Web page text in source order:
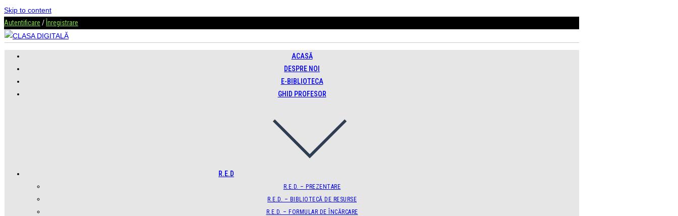
Skip to content
Autentificare / Înregistrare
ACASĂ
DESPRE NOI
E-BIBLIOTECA
GHID PROFESOR
R.E.D
R.E.D. – PREZENTARE
R.E.D. – BIBLIOTECĂ DE RESURSE
R.E.D. – FORMULAR DE ÎNCĂRCARE